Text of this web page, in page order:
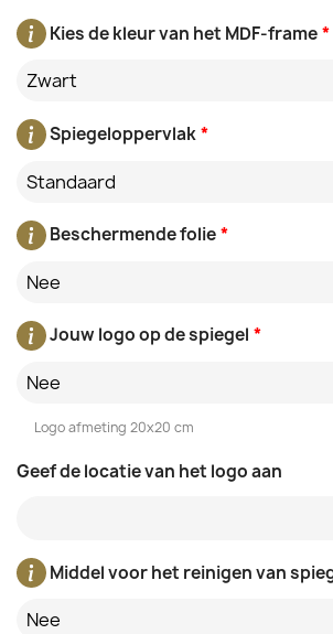
*
Kies de kleur van het MDF-frame
Zwart
*
Spiegeloppervlak
Standaard
*
Beschermende folie
Nee
*
Jouw logo op de spiegel
Nee
Logo afmeting 20x20 cm
Geef de locatie van het logo aan
Middel voor het reinigen van
Nee